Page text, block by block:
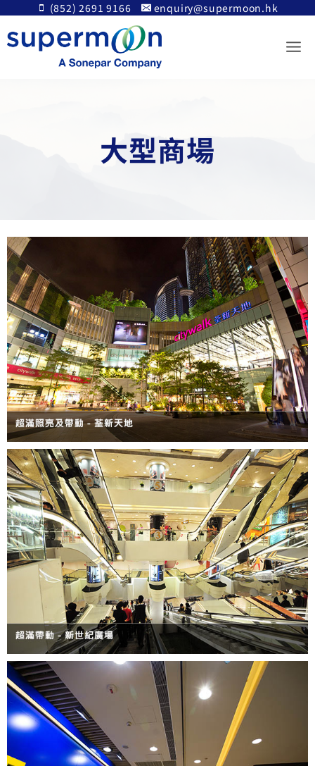
content
(852) 2691 9166 enquiry@supermoon.hk
大型商場